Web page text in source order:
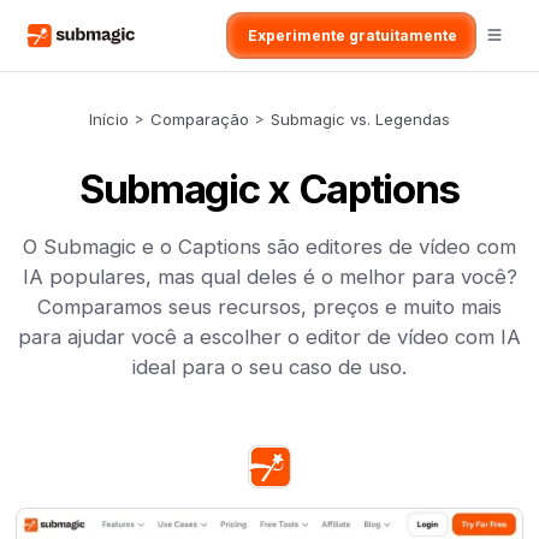
Experimente gratuitamente
Início > Comparação > Submagic vs. Legendas
Submagic x Captions
O Submagic e o Captions são editores de vídeo com
IA populares, mas qual deles é o melhor para você?
Comparamos seus recursos, preços e muito mais
para ajudar você a escolher o editor de vídeo com IA
ideal para o seu caso de uso.